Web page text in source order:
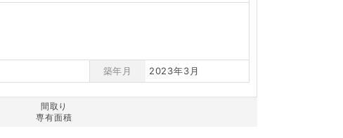
築年月 2023年3月
間取り
専有面積